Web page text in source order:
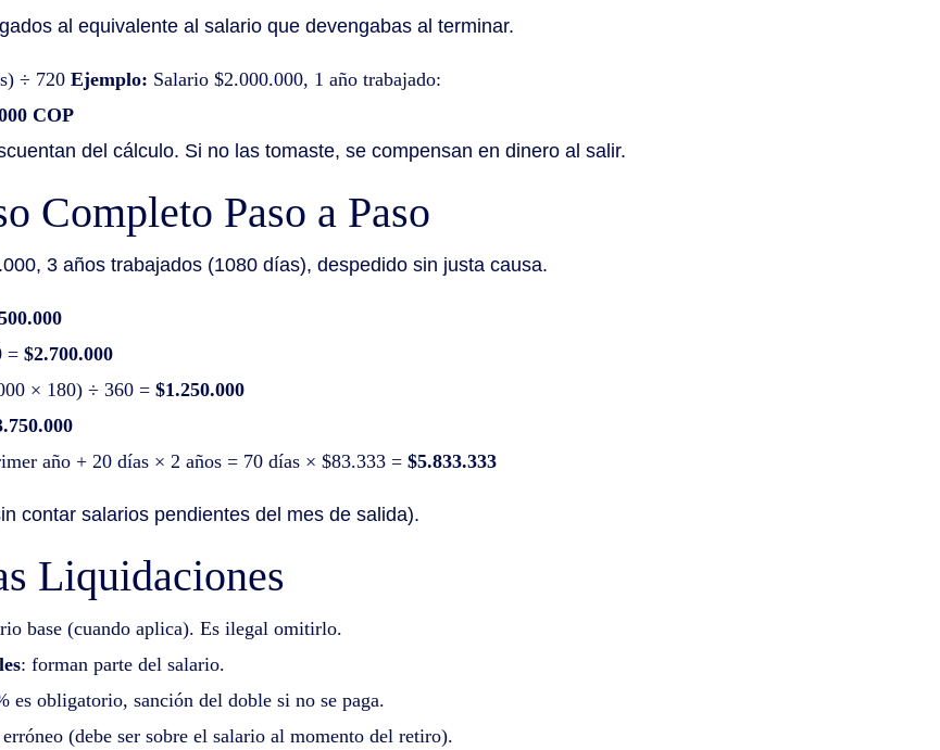
al equivalente al salario que devengabas al terminar.
÷ 720 Ejemplo: Salario $2.000.000, 1 año trabajado:
COP
del cálculo. Si no las tomaste, se compensan en dinero al salir.
Completo Paso a Paso
3 años trabajados (1080 días), despedido sin justa causa.
= $2.700.000
× 180) ÷ 360 = $1.250.000
año + 20 días × 2 años = 70 días × $83.333 = $5.833.333
contar salarios pendientes del mes de salida).
Liquidaciones
base (cuando aplica). Es ilegal omitirlo.
: forman parte del salario.
es obligatorio, sanción del doble si no se paga.
erróneo (debe ser sobre el salario al momento del retiro).